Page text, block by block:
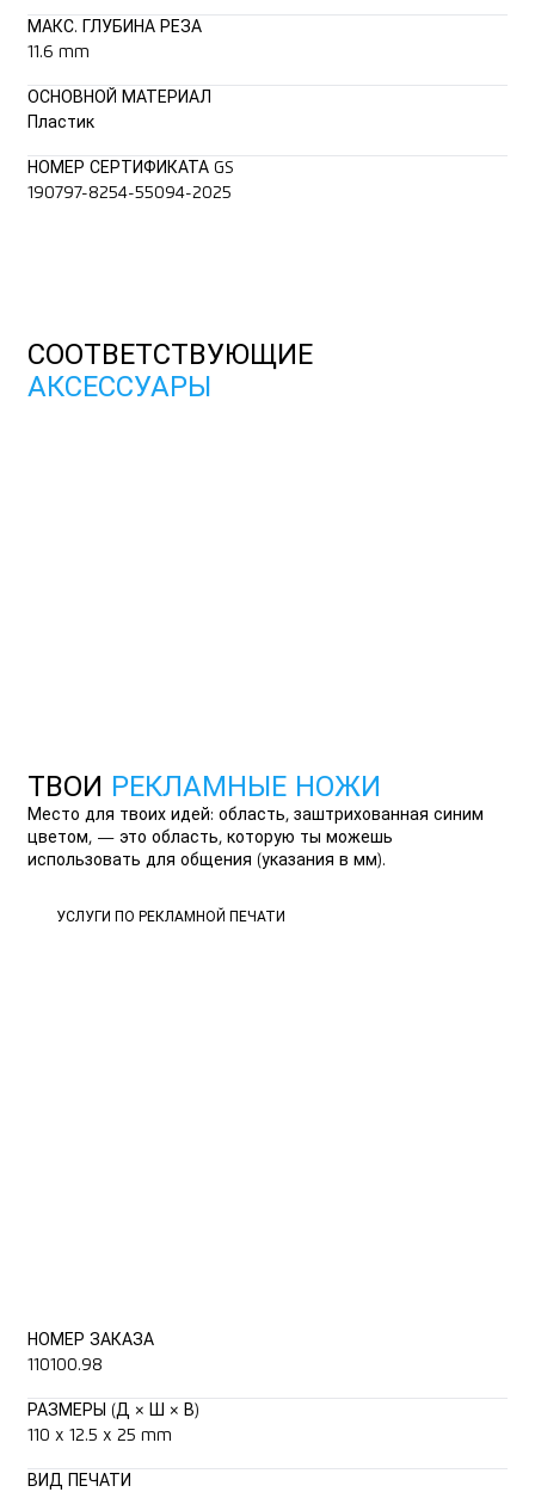
МАКС. ГЛУБИНА РЕЗА
11.6 mm
ОСНОВНОЙ МАТЕРИАЛ
Пластик
НОМЕР СЕРТИФИКАТА GS
190797-8254-55094-2025
СООТВЕТСТВУЮЩИЕ
АКСЕССУАРЫ
ТВОИ РЕКЛАМНЫЕ НОЖИ
Место для твоих идей: область, заштрихованная синим
цветом, — это область, которую ты можешь
использовать для общения (указания в мм).
УСЛУГИ ПО РЕКЛАМНОЙ ПЕЧАТИ
НОМЕР ЗАКАЗА
110100.98
РАЗМЕРЫ (Д × Ш × В)
110 x 12.5 x 25 mm
ВИД ПЕЧАТИ